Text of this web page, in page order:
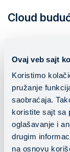
Ovaj veb sajt
Koristimo
pružanje
saobraćaja.
koristite sajt sa
oglašavanje i
drugim
na osnovu
Cloud
Kompanije
primenjuju
navele su
otpor prema
neostatak
Istovremeno,
cloud
strategije kako